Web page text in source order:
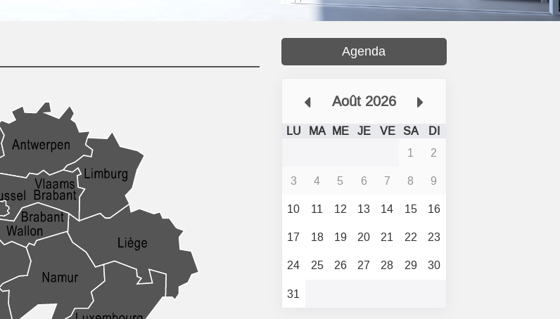
Agenda
Août 2026
LU MA ME JE VE SA
DI
1
2
3
4 5 6 7 8
9
10
11 12 13 14 15
16
17
18 19 20 21 22
23
24
25 26 27 28 29
30
31